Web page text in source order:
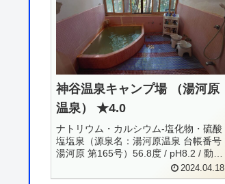
神谷温泉キャンプ場 （湯河原
温泉） ★4.0
ナトリウム・カルシウム-塩化物・硫酸
塩塩泉（源泉名：湯河原温泉 台帳番号
湯河原 第165号）56.8度 / pH8.2 / 動力
揚湯 / 毎分49L / H27.3.26Li+ = 0.1 /
Na+ = 268 / K+ = 7.29 ...
2024.04.18